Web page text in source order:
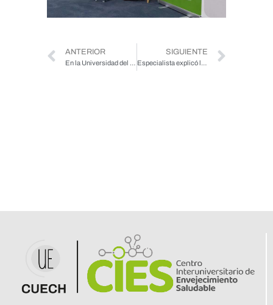
ANTERIOR
En la Universidad del Bío-Bío se realizó Jornada Interuniversitaria sobre el Buen Trato hacia las personas mayores
SIGUIENTE
Especialista explicó los beneficios de la Marcha Nórdica en MasterClass para personas mayores